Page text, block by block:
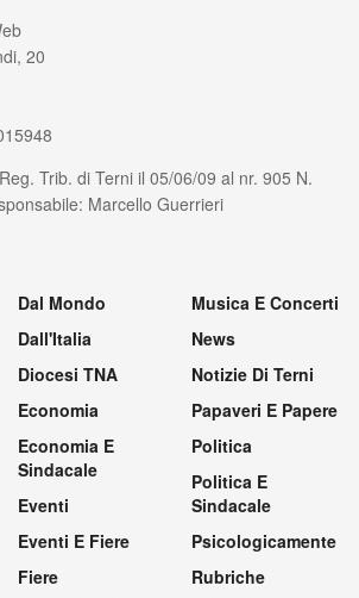
20
Trib. di Terni il 05/06/09 al nr. 905 N.
Marcello Guerrieri
Dal Mondo
Dall'Italia
Diocesi TNA
Economia
Economia E
Sindacale
Eventi
Eventi E Fiere
Fiere
Musica E Concerti
News
Notizie Di Terni
Papaveri E Papere
Politica
Politica E
Sindacale
Psicologicamente
Rubriche